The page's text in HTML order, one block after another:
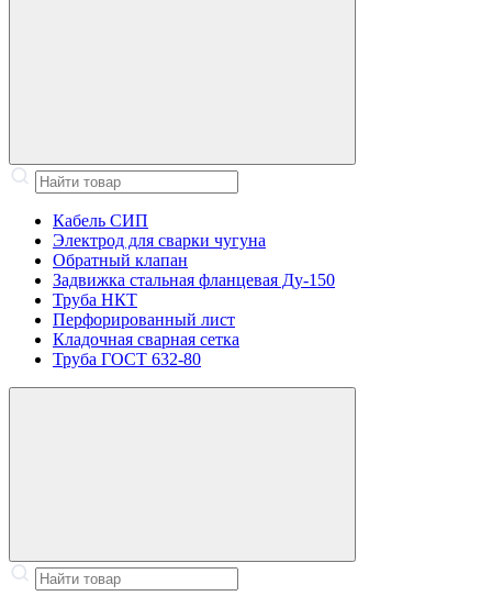
Кабель СИП
Электрод для сварки чугуна
Обратный клапан
Задвижка стальная фланцевая Ду-150
Труба НКТ
Перфорированный лист
Кладочная сварная сетка
Труба ГОСТ 632-80